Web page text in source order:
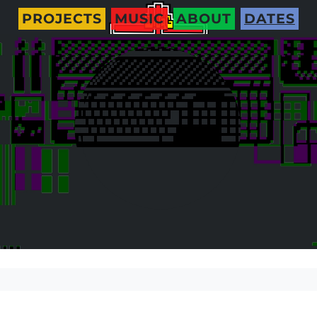
PROJECTS MUSIC ABOUT DATES